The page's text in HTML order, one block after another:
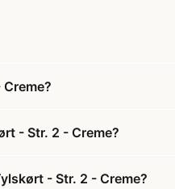
- Str. 2 - Creme?
- Str. 2 - Creme?